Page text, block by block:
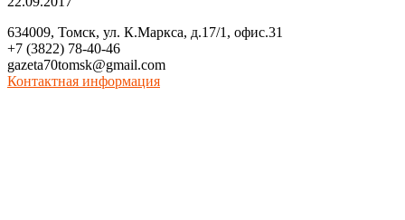
634009, Томск, ул. К.Маркса, д.17/1, офис.31
+7 (3822) 78-40-46
gazeta70tomsk@gmail.com
Контактная информация